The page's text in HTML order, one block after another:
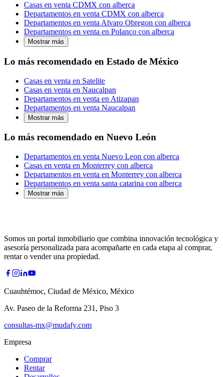
Casas en venta CDMX con alberca
Departamentos en venta CDMX con alberca
Departamentos en venta Alvaro Obregon con alberca
Departamentos en venta en Polanco con alberca
Mostrar más
Lo más recomendado en Estado de México
Casas en venta en Satelite
Casas en venta en Naucalpan
Departamentos en venta en Atizapan
Departamentos en venta Naucalpan
Mostrar más
Lo más recomendado en Nuevo León
Departamentos en venta Nuevo Leon con alberca
Casas en venta en Monterrey con alberca
Departamentos en venta en Monterrey con alberca
Departamentos en venta santa catarina con alberca
Mostrar más
Somos un portal inmobiliario que combina innovación tecnológica y
asesoría personalizada para acompañarte en cada etapa al comprar,
rentar o vender una propiedad.
Cuauhtémoc, Ciudad de México, México
Av. Paseo de la Reforma 231, Piso 3
consultas-mx@mudafy.com
Empresa
Comprar
Rentar